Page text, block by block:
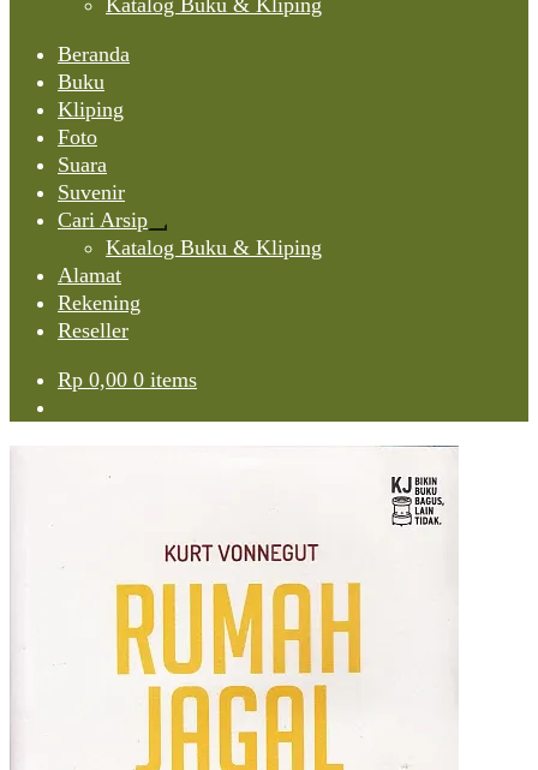
Katalog Buku & Kliping
Beranda
Buku
Kliping
Foto
Suara
Suvenir
Cari Arsip
Expand
child
Katalog Buku & Kliping
Alamat
Rekening
Reseller
Rp 0,00 0 items